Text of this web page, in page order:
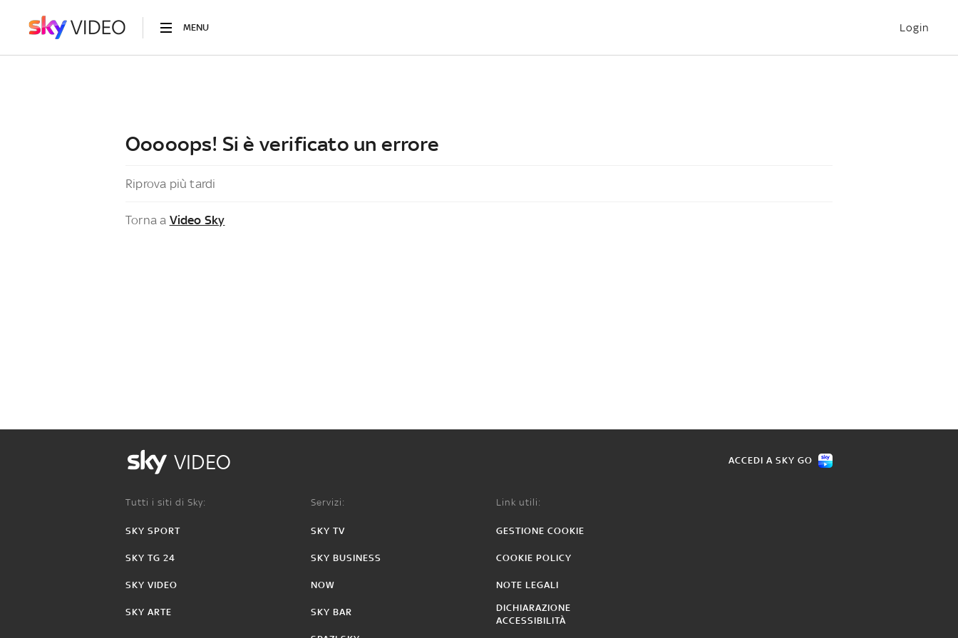
MENU Login
Ooooops! Si è verificato un errore
Riprova più tardi
Torna a Video Sky
VIDEO ACCEDI A SKY GO
Tutti i siti di Sky:
SKY SPORT
SKY TG 24
SKY VIDEO
SKY ARTE
Servizi:
SKY TV
SKY BUSINESS
NOW
SKY BAR
Link utili:
GESTIONE COOKIE
COOKIE POLICY
NOTE LEGALI
DICHIARAZIONE
ACCESSIBILITÀ